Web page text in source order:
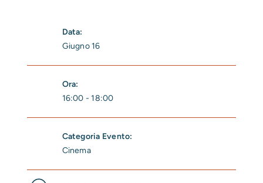
Data:
Giugno 16
Ora:
16:00 - 18:00
Categoria Evento:
Cinema